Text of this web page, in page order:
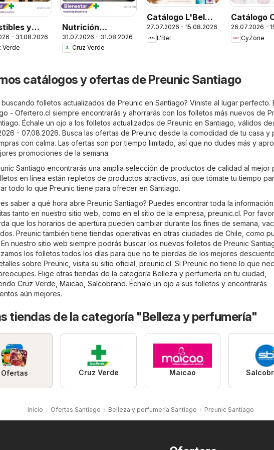
y
- 31.08.2026
Verde
Nutrición
Deportiva
31.07.2026 - 31.08.2026
Cruz Verde
Catálogo L'Bel
Campaña 13
27.07.2026 - 15.08.2026
L'Bel
Catálogo
Campaña
26.07.2026 -
CyZone
catálogos y ofertas de Preunic Santiago
buscando folletos actualizados de Preunic en Santiago? Viniste al lugar perfecto.
- Ofertero.cl siempre encontrarás y ahorrarás con los folletos más nuevos de
Échale un ojo a los folletos actualizados de Preunic en Santiago, válidos
- 07.08.2026. Busca las ofertas de Preunic desde la comodidad de tu casa y
con calma. Las ofertas son por tiempo limitado, así que no dudes más y
promociones de la semana.
Santiago encontrarás una amplia selección de productos de calidad al mejor
en línea están repletos de productos atractivos, así que tómate tu tiempo
todo lo que Preunic tiene para ofrecer en Santiago.
saber a qué hora abre Preunic Santiago? Puedes encontrar toda la
tanto en nuestro sitio web, como en el sitio de la empresa, preunic.cl. Por favor,
que los horarios de apertura pueden cambiar durante los fines de semana,
Preunic también tiene tiendas operativas en otras ciudades de Chile, como
nuestro sitio web siempre podrás buscar los nuevos folletos de Preunic
los folletos todos los días para que no te pierdas de los mejores
sobre Preunic, visita su sitio oficial, preunic.cl. Si Preunic no tiene lo que
Elige otras tiendas de la categoría Belleza y perfumería en tu ciudad,
Cruz Verde Maicao Salcobrand. Échale un ojo a sus folletos y encontrarás
aún mejores.
tiendas de la categoría "Belleza y perfumería"
Ofertas Cruz Verde Maicao
Inicio Ofertas Santiago Belleza y perfumería Santiago Preunic Santiago